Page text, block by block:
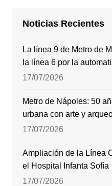
Noticias Recientes
La línea 9 de Metro de
la línea 6 por la
17/07/2026
Metro de Nápoles: 50
urbana con arte y
17/07/2026
Ampliación de la Línea
el Hospital Infanta Sofía
17/07/2026